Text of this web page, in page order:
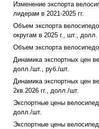
Изменение экспорта
лидерам в 2021-2025 гг.
Объем экспорта
округам в 2025 г., шт., долл.
Объем экспорта
Динамика экспортных цен
долл./шт., руб./шт.
Динамика экспортных цен
2кв.2026 гг., долл./шт.
Экспортные цены
долл./шт.
Экспортные цены